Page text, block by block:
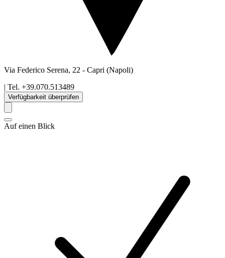
Via Federico Serena, 22 - Capri (Napoli)
| Tel. +39.070.513489
Verfügbarkeit überprüfen
Auf einen Blick